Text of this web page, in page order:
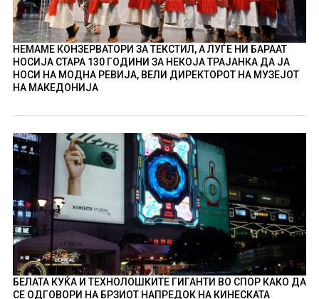
НЕМАМЕ КОНЗЕРВАТОРИ ЗА ТЕКСТИЛ, А ЛУЃЕ НИ БАРААТ
НОСИЈА СТАРА 130 ГОДИНИ ЗА НЕКОЈА ТРАЈАНКА ДА ЈА
НОСИ НА МОДНА РЕВИЈА, ВЕЛИ ДИРЕКТОРОТ НА МУЗЕЈОТ
НА МАКЕДОНИЈА
БЕЛАТА КУЌА И ТЕХНОЛОШКИТЕ ГИГАНТИ ВО СПОР КАКО ДА
СЕ ОДГОВОРИ НА БРЗИОТ НАПРЕДОК НА КИНЕСКАТА